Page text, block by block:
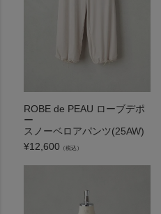
ROBE de PEAU ローブデポ
ー
スノーベロアパンツ(25AW)
¥12,600 （税込）